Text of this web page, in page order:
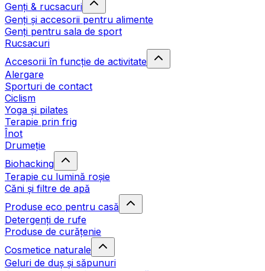
Genți & rucsacuri
Genți și accesorii pentru alimente
Genți pentru sala de sport
Rucsacuri
Accesorii în funcție de activitate
Alergare
Sporturi de contact
Ciclism
Yoga și pilates
Terapie prin frig
Înot
Drumeție
Biohacking
Terapie cu lumină roșie
Căni și filtre de apă
Produse eco pentru casă
Detergenți de rufe
Produse de curățenie
Cosmetice naturale
Geluri de duș și săpunuri